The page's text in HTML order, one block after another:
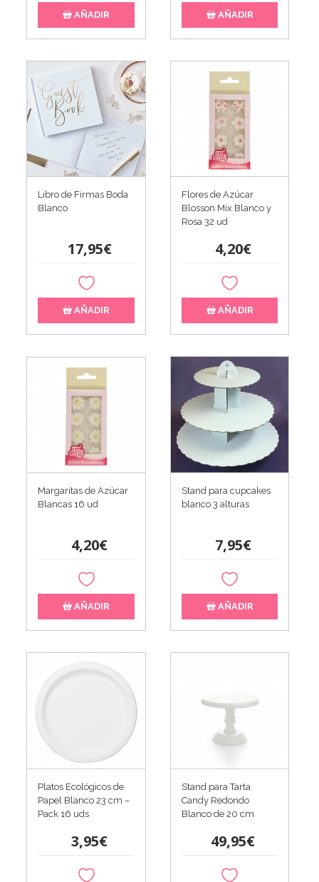
AÑADIR AÑADIR
Libro de Firmas Boda
Blanco
17,95€
AÑADIR
Flores de Azúcar
Blosson Mix Blanco y
Rosa 32 ud
4,20€
AÑADIR
Margaritas de Azúcar
Blancas 16 ud
4,20€
AÑADIR
Stand para cupcakes
blanco 3 alturas
7,95€
AÑADIR
Platos Ecológicos de
Papel Blanco 23 cm –
Pack 16 uds
3,95€
Stand para Tarta
Candy Redondo
Blanco de 20 cm
49,95€